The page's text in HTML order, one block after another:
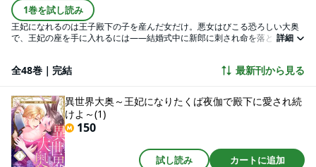
1巻を試し読み
王妃になれるのは王子殿下の子を産んだ女だけ。悪女はびこる恐ろしい大奥
で、王妃の座を手に入れるには――結婚式中に新郎に刺され命を落としたレ
悪な先輩たちに目を付けられ、新参舞（裸踊り）を強要される始末。しかし
い…。王子に甘く抱かれ、女の悦びを感じるとともに、一層王妃になりたい
想いは強まっていき―…。
詳細
全48巻｜完結 最新刊から見る
異世界大奥～王妃になりたくば夜伽で殿下に愛され続
けよ～(1)
150
試し読み カートに追加